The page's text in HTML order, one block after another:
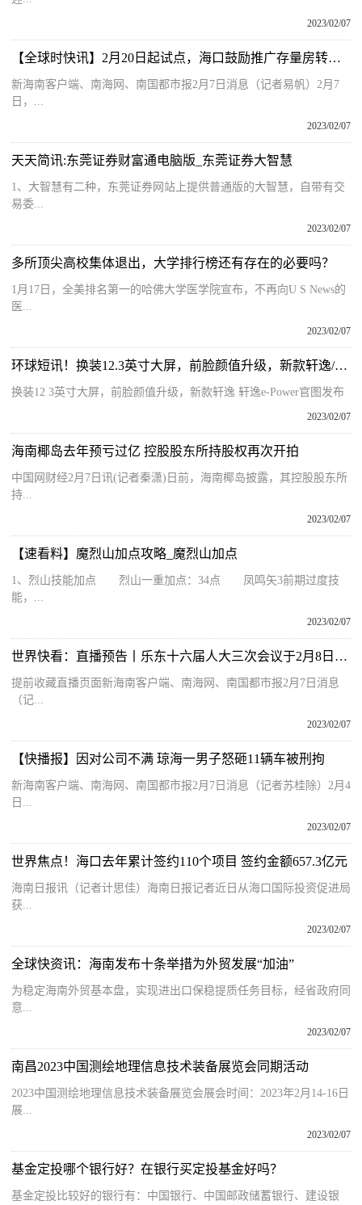
2023/02/07
【全球时快讯】2月20日起试点，海口鼓励推广存量房转移登记“带押过户”
新海南客户端、南海网、南国都市报2月7日消息（记者易帆）2月7
日，...
2023/02/07
天天简讯:东莞证券财富通电脑版_东莞证券大智慧
1、大智慧有二种，东莞证券网站上提供普通版的大智慧，自带有交
易委...
2023/02/07
多所顶尖高校集体退出，大学排行榜还有存在的必要吗？
1月17日，全美排名第一的哈佛大学医学院宣布，不再向U S News的
医...
2023/02/07
环球短讯！换装12.3英寸大屏，前脸颜值升级，新款轩逸/轩逸e-Power官图发布
换装12 3英寸大屏，前脸颜值升级，新款轩逸 轩逸e-Power官图发布
2023/02/07
海南椰岛去年预亏过亿 控股股东所持股权再次开拍
中国网财经2月7日讯(记者秦潇)日前，海南椰岛披露，其控股股东所
持...
2023/02/07
【速看料】魔烈山加点攻略_魔烈山加点
1、烈山技能加点 烈山一重加点：34点 凤鸣矢3前期过度技
能，...
2023/02/07
世界快看：直播预告丨乐东十六届人大三次会议于2月8日举行开幕会
提前收藏直播页面新海南客户端、南海网、南国都市报2月7日消息
（记...
2023/02/07
【快播报】因对公司不满 琼海一男子怒砸11辆车被刑拘
新海南客户端、南海网、南国都市报2月7日消息（记者苏桂除）2月4
日...
2023/02/07
世界焦点！海口去年累计签约110个项目 签约金额657.3亿元
海南日报讯（记者计思佳）海南日报记者近日从海口国际投资促进局
获...
2023/02/07
全球快资讯：海南发布十条举措为外贸发展“加油”
为稳定海南外贸基本盘，实现进出口保稳提质任务目标，经省政府同
意...
2023/02/07
南昌2023中国测绘地理信息技术装备展览会同期活动
2023中国测绘地理信息技术装备展览会展会时间：2023年2月14-16日
展...
2023/02/07
基金定投哪个银行好？在银行买定投基金好吗？
基金定投比较好的银行有：中国银行、中国邮政储蓄银行、建设银